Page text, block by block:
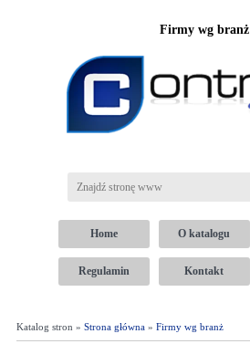
Firmy wg branż
Home O katalogu
Regulamin Kontakt
Katalog stron » Strona główna» Firmy wg branż